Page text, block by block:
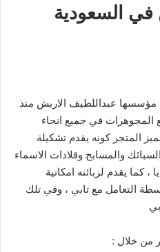
في السعودية
عبداللطيف الاربش منذ
ببيع المجوهرات في جميع انحاء
المتجر كونه يقدم تشكيلة
والمسابح وقلادات الاسماء
، كما يقدم لزبائنه امكانية
التعامل مع تابي ، وفي تلك
من خلال :